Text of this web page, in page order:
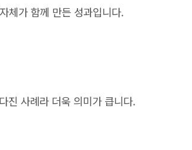
체가 함께 만든 성과입니다.
진 사례라 더욱 의미가 큽니다.